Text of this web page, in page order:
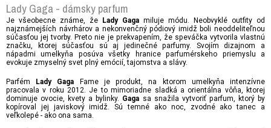
Lady Gaga - dámsky parfum
Je všeobecne známe, že Lady Gaga miluje módu. Neobvyklé outfity od
najznámejších návrhárov a nekonvenčný pódiový imidž boli neoddeliteľnou
súčasťou jej tvorby. Preto nie je prekvapením, že speváčka vytvorila vlastnú
značku, ktorej súčasťou sú aj jedinečné parfumy. Svojím dizajnom a
nápadmi umelkyňa posúva všetky hranice parfumérskeho priemyslu a
evokuje zmyselný svet plný emócií, tajomstva a slávy.
Parfém Lady Gaga Fame je produkt, na ktorom umelkyňa intenzívne
pracovala v roku 2012. Je to mimoriadne sladká a orientálna vôňa, ktorej
dominuje ovocie, kvety a bylinky. Gaga sa snažila vytvoriť parfum, ktorý by
kopíroval jej javiskový imidž. Sú temné ako noc, zvodné ako tanec a
veľkolepé - ako ona sama.